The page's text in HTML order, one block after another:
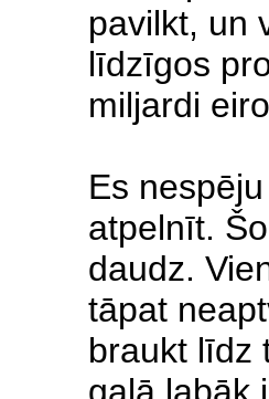
pavilkt, un
līdzīgos
miljardi
Es
atpelnīt.
daudz.
tāpat
braukt līdz